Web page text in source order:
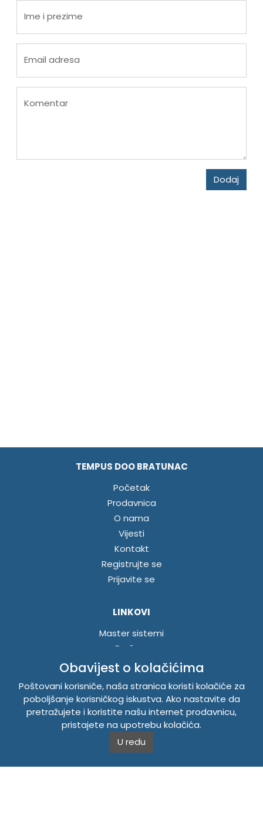
Ime i prezime
Email adresa
Komentar
Dodaj
TEMPUS DOO BRATUNAC
Početak
Prodavnica
O nama
Vijesti
Kontakt
Registrujte se
Prijavite se
LINKOVI
Master sistemi
Brošure
Akcije
INFORMACIJE
Politika o kolačićima
Uslovi korištenja
Politika privatnosti
Obavijest o kolačićima
Poštovani korisniče, naša stranica koristi kolačiće za
poboljšanje korisničkog iskustva. Ako nastavite da
pretražujete i koristite našu internet prodavnicu,
pristajete na upotrebu kolačića.
U redu